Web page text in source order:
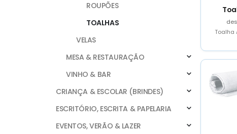
Toalha
ROUPÕES
TOALHAS
VELAS
MESA & RESTAURAÇÃO
VINHO & BAR
CRIANÇA & ESCOLAR (BRINDES)
ESCRITÓRIO, ESCRITA & PAPELARIA
EVENTOS, VERÃO & LAZER